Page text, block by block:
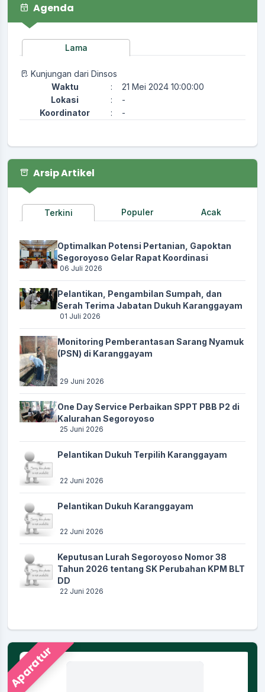
Agenda
Lama
Kunjungan dari Dinsos
Waktu
:
21 Mei 2024 10:00:00
Lokasi
:
-
Koordinator
: -
Arsip Artikel
Terkini Populer Acak
Optimalkan Potensi Pertanian, Gapoktan
Segoroyoso Gelar Rapat Koordinasi
06 Juli 2026
Pelantikan, Pengambilan Sumpah, dan
Serah Terima Jabatan Dukuh Karanggayam
01 Juli 2026
Monitoring Pemberantasan Sarang Nyamuk
(PSN) di Karanggayam
29 Juni 2026
One Day Service Perbaikan SPPT PBB P2 di
Kalurahan Segoroyoso
25 Juni 2026
Pelantikan Dukuh Terpilih Karanggayam
22 Juni 2026
Pelantikan Dukuh Karanggayam
22 Juni 2026
Keputusan Lurah Segoroyoso Nomor 38
Tahun 2026 tentang SK Perubahan KPM BLT
DD
22 Juni 2026
Aparatur